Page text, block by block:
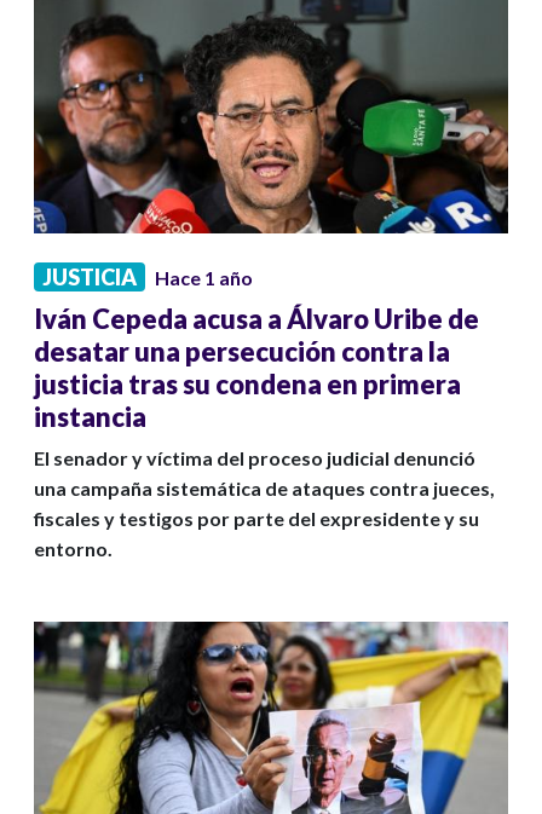
JUSTICIA Hace 1 año
Iván Cepeda acusa a Álvaro Uribe de
desatar una persecución contra la
justicia tras su condena en primera
instancia
El senador y víctima del proceso judicial denunció
una campaña sistemática de ataques contra jueces,
fiscales y testigos por parte del expresidente y su
entorno.